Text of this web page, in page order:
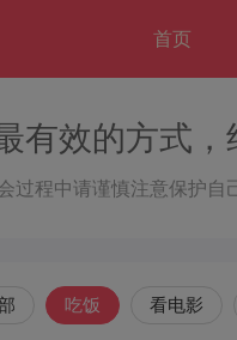
首页
有效的方式，
过程中请谨慎注意保护自
吃饭 看电影